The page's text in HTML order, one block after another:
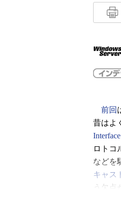
前回
昔はよ
Interface
ロトコ
などを
キャス
う欠点